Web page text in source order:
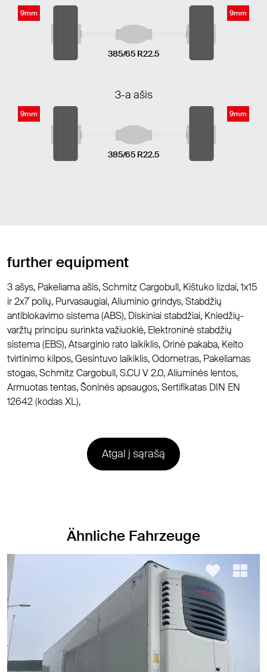
9mm
385/65 R22.5
9mm
3-a ašis
9mm
385/65 R22.5
9mm
further equipment
3 ašys, Pakeliama ašis, Schmitz Cargobull, Kištuko lizdai, 1x15
ir 2x7 polių, Purvasaugiai, Aliuminio grindys, Stabdžių
antiblokavimo sistema (ABS), Diskiniai stabdžiai, Kniedžių-
varžtų principu surinkta važiuoklė, Elektroninė stabdžių
sistema (EBS), Atsarginio rato laikiklis, Orinė pakaba, Kelto
tvirtinimo kilpos, Gesintuvo laikiklis, Odometras, Pakeliamas
stogas, Schmitz Cargobull, S.CU V 2.0, Aliuminės lentos,
Armuotas tentas, Šoninės apsaugos, Sertifikatas DIN EN
12642 (kodas XL),
Atgal į sąrašą
Ähnliche Fahrzeuge